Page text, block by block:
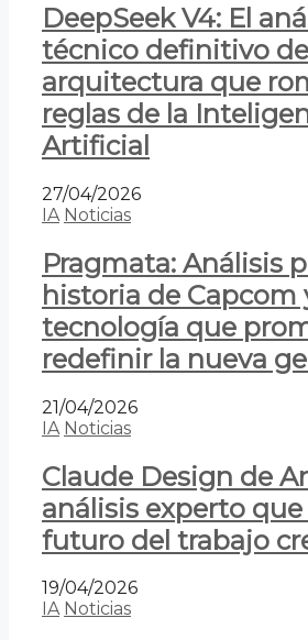
DeepSeek V4: El
técnico definitivo
arquitectura que
reglas de la
Artificial
27/04/2026
IA Noticias
Pragmata: Análisis
historia de Capcom
tecnología que
redefinir la nueva
21/04/2026
IA Noticias
Claude Design de
análisis experto
futuro del trabajo
19/04/2026
IA Noticias